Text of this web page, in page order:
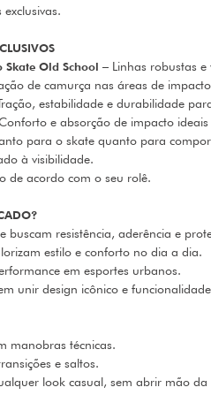
Old School – Linhas robustas
de camurça nas áreas de
estabilidade e durabilidade
e absorção de impacto
para o skate quanto para
à visibilidade.
de acordo com o seu rolê.
buscam resistência, aderência e
estilo e conforto no dia a dia.
em esportes urbanos.
unir design icônico e
manobras técnicas.
e saltos.
look casual, sem abrir mão da